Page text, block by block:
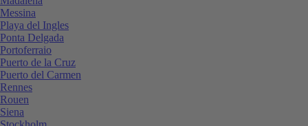
Messina
Playa del Ingles
Ponta Delgada
Portoferraio
Puerto de la Cruz
Puerto del Carmen
Rennes
Rouen
Siena